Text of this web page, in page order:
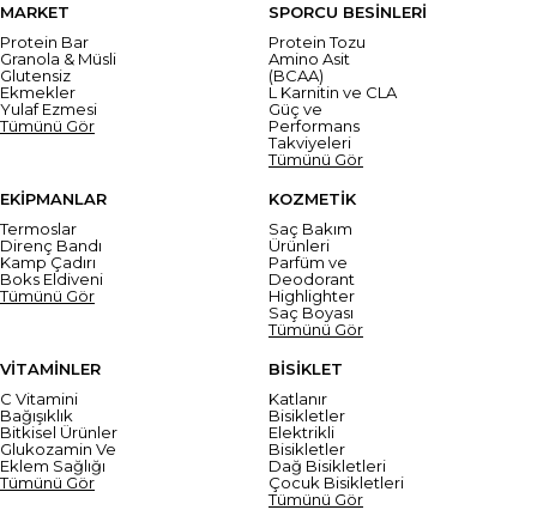
MARKET
Protein Bar
Granola & Müsli
Glutensiz
Ekmekler
Yulaf Ezmesi
Tümünü Gör
SPORCU BESİNLERİ
Protein Tozu
Amino Asit
(BCAA)
L Karnitin ve CLA
Güç ve
Performans
Takviyeleri
Tümünü Gör
EKİPMANLAR
Termoslar
Direnç Bandı
Kamp Çadırı
Boks Eldiveni
Tümünü Gör
KOZMETİK
Saç Bakım
Ürünleri
Parfüm ve
Deodorant
Highlighter
Saç Boyası
Tümünü Gör
VİTAMİNLER
C Vitamini
Bağışıklık
Bitkisel Ürünler
Glukozamin Ve
Eklem Sağlığı
Tümünü Gör
BİSİKLET
Katlanır
Bisikletler
Elektrikli
Bisikletler
Dağ Bisikletleri
Çocuk Bisikletleri
Tümünü Gör